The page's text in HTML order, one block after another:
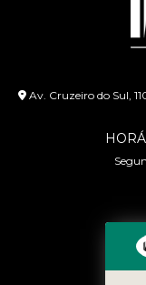
Av. Cruzeiro do Sul,